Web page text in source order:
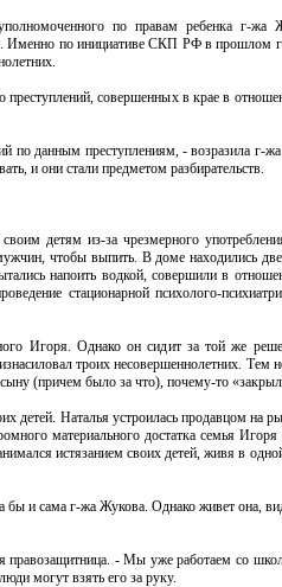
по правам ребенка г-жа
по инициативе СКП РФ в прошлом
совершенных в крае в
по данным преступлениям, - возразила г-
и они стали предметом разбирательств.
детям из-за чрезмерного
чтобы выпить. В доме находились
напоить водкой, совершили в
стационарной психолого-
Игоря. Однако он сидит за той же
троих несовершеннолетних. Тем
(причем было за что), почему-то
детей. Наталья устроилась продавцом
материального достатка семья
истязанием своих детей, живя в
бы и сама г-жа Жукова. Однако живет она,
- Мы уже работаем со
могут взять его за руку.